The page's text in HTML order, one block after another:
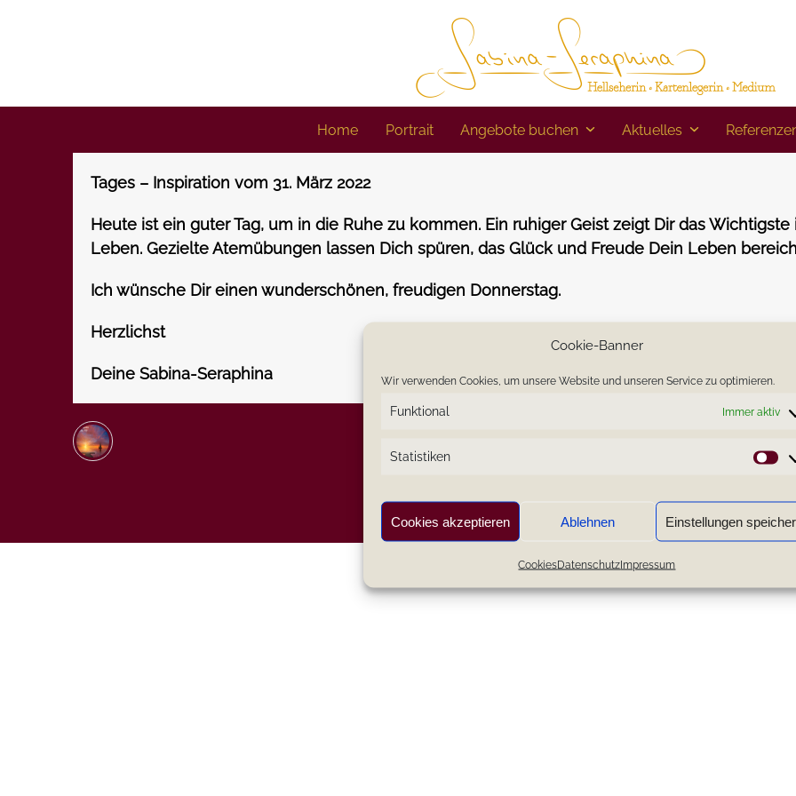
Cookie-Banner
Wir verwenden Cookies, um unsere Website und unseren Service zu optimieren.
Funktional Immer aktiv
Statistiken
Cookies akzeptieren Ablehnen Einstellungen
CookiesDatenschutzImpressum
Home Portrait Angebote buchen Aktuelles
Tages – Inspiration vom 31. März 2022
Heute ist ein guter Tag, um in die Ruhe zu kommen. Ein ruhiger Geist zeigt Dir das Wichtigste
Leben. Gezielte Atemübungen lassen Dich spüren, das Glück und Freude Dein Leben
Ich wünsche Dir einen wunderschönen, freudigen Donnerstag.
Herzlichst
Deine Sabina-Seraphina